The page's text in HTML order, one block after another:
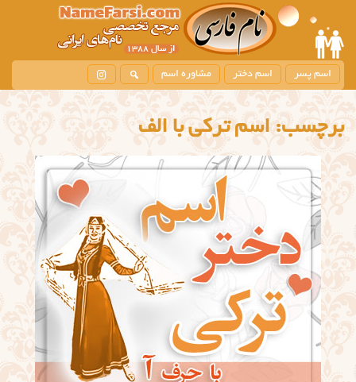
m
i
c
n
t
اسم پسر اسم دختر مشاوره اسم
برچسب:اسم ترکی با الف